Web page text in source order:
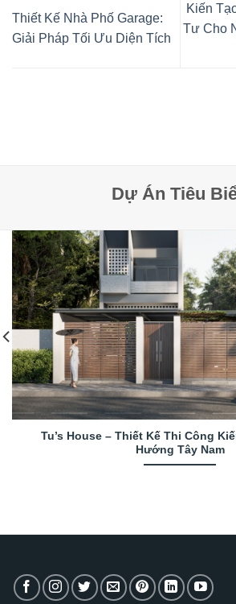
Thiết Kế Nhà Phố Garage:
Giải Pháp Tối Ưu Diện Tích
Kiến
Tư Cho
Dự Án Tiêu
Tu’s House – Thiết Kế Thi Công
Hướng Tây Nam